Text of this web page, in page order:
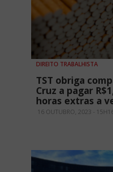
DIREITO TRABALHISTA
TST obriga
Cruz a pagar
horas extras a
16 OUTUBRO, 2023 -